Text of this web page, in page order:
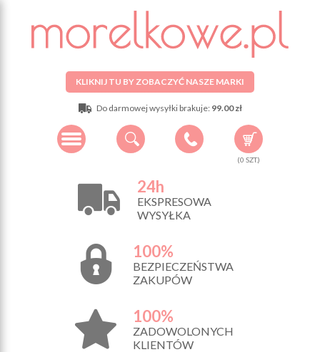
KLIKNIJ TU BY ZOBACZYĆ NASZE MARKI
Do darmowej wysyłki brakuje: 99.00 zł
(0 SZT.)
24h
EKSPRESOWA
WYSYŁKA
100%
BEZPIECZEŃSTWA
ZAKUPÓW
100%
ZADOWOLONYCH
KLIENTÓW